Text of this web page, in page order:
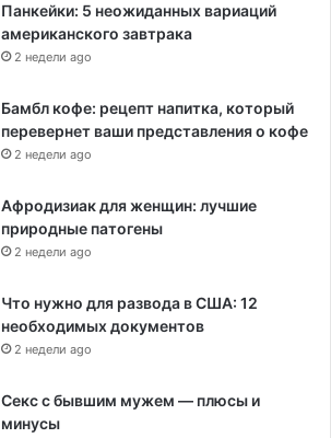
Панкейки: 5 неожиданных вариаций
американского завтрака
2 недели ago
Бамбл кофе: рецепт напитка, который
перевернет ваши представления о кофе
2 недели ago
Афродизиак для женщин: лучшие
природные патогены
2 недели ago
Что нужно для развода в США: 12
необходимых документов
2 недели ago
Секс с бывшим мужем — плюсы и
минусы